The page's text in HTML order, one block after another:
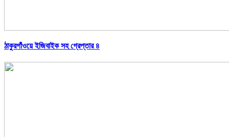
ঠাকুরগাঁওয়ে ইজিবাইক সহ গ্রেপ্তার ৪